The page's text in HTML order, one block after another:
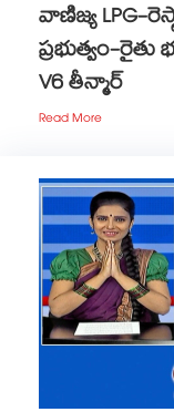
వాణిజ్య LPG-
ప్రభుత్వం-
V6 తీన్మార్
Read More